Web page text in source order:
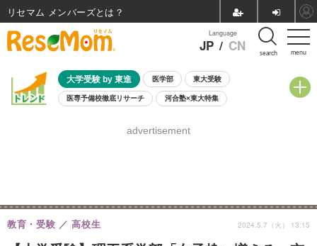
menu
Language
JP / CN search
大学受験 by 東進 医学部 東大受験
医専予備校徹底リサーチ 河合塾×東大特集
8月開催学校説明会・相談会
advertisement
教育・受験 高校生 2024.5.7（火） 13:15
リセマム メンバーズ